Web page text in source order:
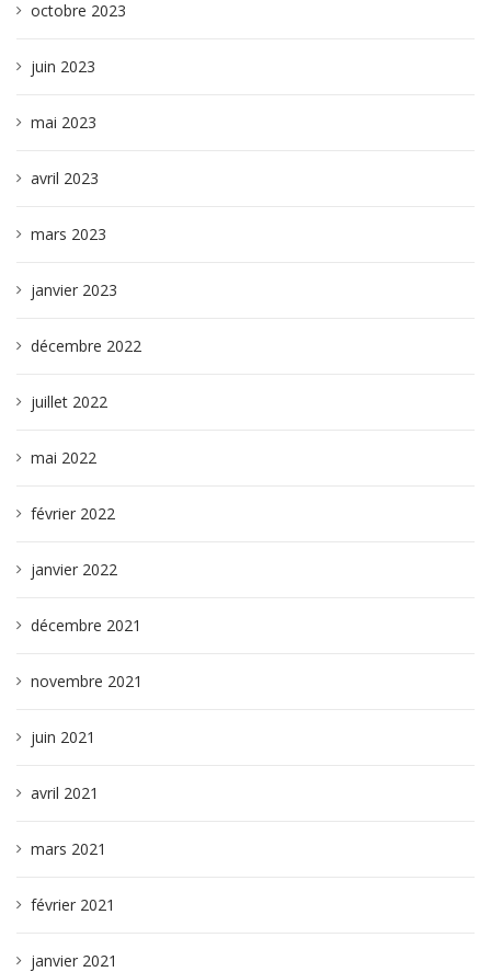
octobre 2023
juin 2023
mai 2023
avril 2023
mars 2023
janvier 2023
décembre 2022
juillet 2022
mai 2022
février 2022
janvier 2022
décembre 2021
novembre 2021
juin 2021
avril 2021
mars 2021
février 2021
janvier 2021